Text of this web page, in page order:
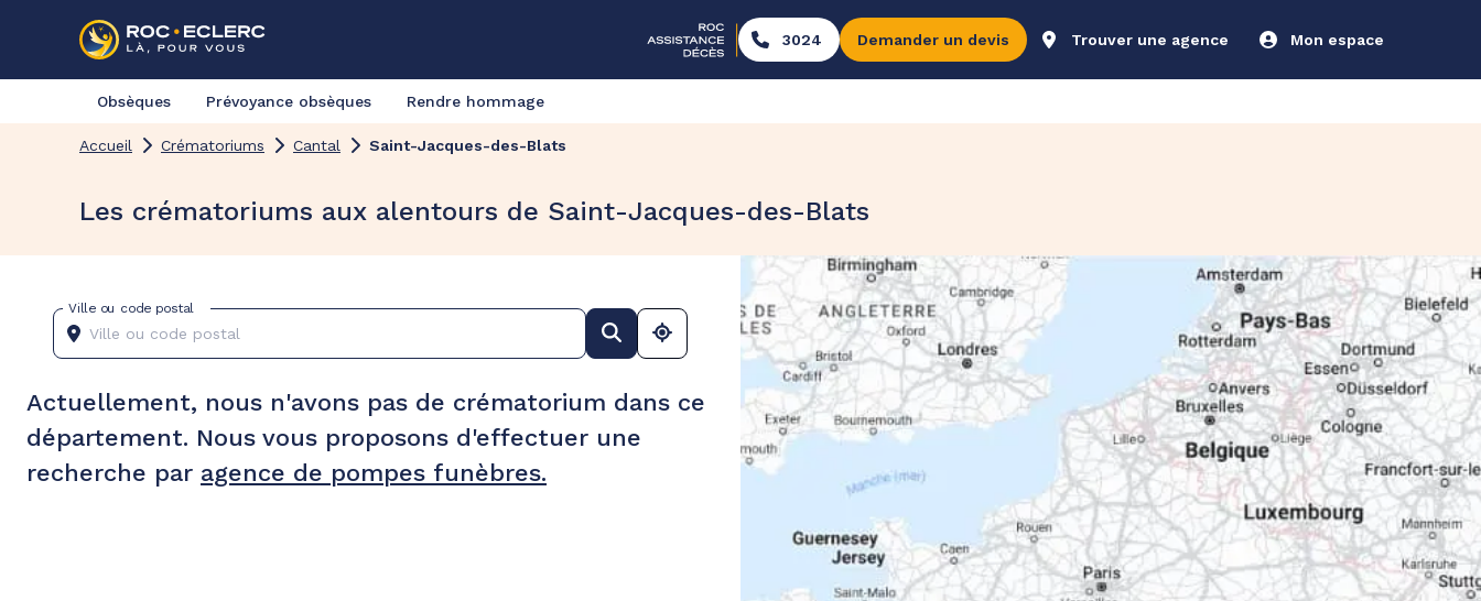
3024 Demander un devis Trouver une agence Mon espace
Obsèques Prévoyance obsèques Rendre hommage
Accueil Crématoriums Cantal Saint-Jacques-des-Blats
Les crématoriums aux alentours de Saint-Jacques-des-Blats
Ville ou code postal
Actuellement, nous n'avons pas de crématorium dans ce
département. Nous vous proposons d'effectuer une
recherche par agence de pompes funèbres.